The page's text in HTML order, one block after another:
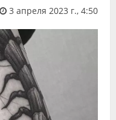
3 апреля 2023 г., 4:50